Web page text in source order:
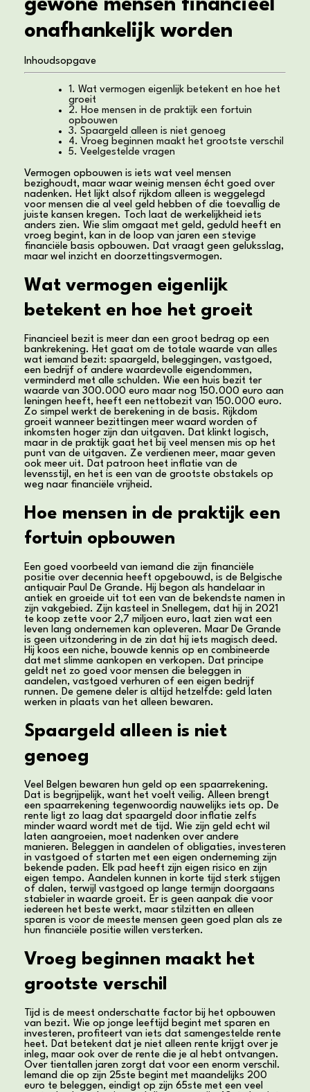
gewone mensen financieel
onafhankelijk worden
Inhoudsopgave
1. Wat vermogen eigenlijk betekent en hoe het
groeit
2. Hoe mensen in de praktijk een fortuin
opbouwen
3. Spaargeld alleen is niet genoeg
4. Vroeg beginnen maakt het grootste verschil
5. Veelgestelde vragen
Vermogen opbouwen is iets wat veel mensen
bezighoudt, maar waar weinig mensen écht goed over
nadenken. Het lijkt alsof rijkdom alleen is weggelegd
voor mensen die al veel geld hebben of die toevallig de
juiste kansen kregen. Toch laat de werkelijkheid iets
anders zien. Wie slim omgaat met geld, geduld heeft en
vroeg begint, kan in de loop van jaren een stevige
financiële basis opbouwen. Dat vraagt geen geluksslag,
maar wel inzicht en doorzettingsvermogen.
Wat vermogen eigenlijk
betekent en hoe het groeit
Financieel bezit is meer dan een groot bedrag op een
bankrekening. Het gaat om de totale waarde van alles
wat iemand bezit: spaargeld, beleggingen, vastgoed,
een bedrijf of andere waardevolle eigendommen,
verminderd met alle schulden. Wie een huis bezit ter
waarde van 300.000 euro maar nog 150.000 euro aan
leningen heeft, heeft een nettobezit van 150.000 euro.
Zo simpel werkt de berekening in de basis. Rijkdom
groeit wanneer bezittingen meer waard worden of
inkomsten hoger zijn dan uitgaven. Dat klinkt logisch,
maar in de praktijk gaat het bij veel mensen mis op het
punt van de uitgaven. Ze verdienen meer, maar geven
ook meer uit. Dat patroon heet inflatie van de
levensstijl, en het is een van de grootste obstakels op
weg naar financiële vrijheid.
Hoe mensen in de praktijk een
fortuin opbouwen
Een goed voorbeeld van iemand die zijn financiële
positie over decennia heeft opgebouwd, is de Belgische
antiquair Paul De Grande. Hij begon als handelaar in
antiek en groeide uit tot een van de bekendste namen in
zijn vakgebied. Zijn kasteel in Snellegem, dat hij in 2021
te koop zette voor 2,7 miljoen euro, laat zien wat een
leven lang ondernemen kan opleveren. Maar De Grande
is geen uitzondering in de zin dat hij iets magisch deed.
Hij koos een niche, bouwde kennis op en combineerde
dat met slimme aankopen en verkopen. Dat principe
geldt net zo goed voor mensen die beleggen in
aandelen, vastgoed verhuren of een eigen bedrijf
runnen. De gemene deler is altijd hetzelfde: geld laten
werken in plaats van het alleen bewaren.
Spaargeld alleen is niet
genoeg
Veel Belgen bewaren hun geld op een spaarrekening.
Dat is begrijpelijk, want het voelt veilig. Alleen brengt
een spaarrekening tegenwoordig nauwelijks iets op. De
rente ligt zo laag dat spaargeld door inflatie zelfs
minder waard wordt met de tijd. Wie zijn geld echt wil
laten aangroeien, moet nadenken over andere
manieren. Beleggen in aandelen of obligaties, investeren
in vastgoed of starten met een eigen onderneming zijn
bekende paden. Elk pad heeft zijn eigen risico en zijn
eigen tempo. Aandelen kunnen in korte tijd sterk stijgen
of dalen, terwijl vastgoed op lange termijn doorgaans
stabieler in waarde groeit. Er is geen aanpak die voor
iedereen het beste werkt, maar stilzitten en alleen
sparen is voor de meeste mensen geen goed plan als ze
hun financiële positie willen versterken.
Vroeg beginnen maakt het
grootste verschil
Tijd is de meest onderschatte factor bij het opbouwen
van bezit. Wie op jonge leeftijd begint met sparen en
investeren, profiteert van iets dat samengestelde rente
heet. Dat betekent dat je niet alleen rente krijgt over je
inleg, maar ook over de rente die je al hebt ontvangen.
Over tientallen jaren zorgt dat voor een enorm verschil.
Iemand die op zijn 25ste begint met maandelijks 200
euro te beleggen, eindigt op zijn 65ste met een veel